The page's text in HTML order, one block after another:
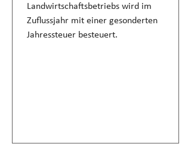
Landwirtschaftsbetriebs wird im
Zuflussjahr mit einer gesonderten
Jahressteuer besteuert.